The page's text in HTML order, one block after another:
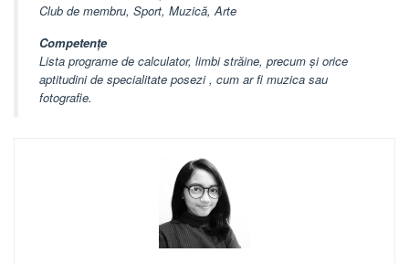
Club de membru, Sport, Muzică, Arte
Competențe
Lista programe de calculator, limbi străine, precum și orice
aptitudini de specialitate posezi , cum ar fi muzica sau
fotografie.